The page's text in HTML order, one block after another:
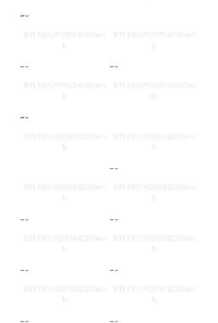
101 DD7A0167-KSKwe
b
101 DD7A0170-KSKwe
b
101 DD7A0172-KSKwe
b
101 DD7A0182-KS5Kw
eb
101 DD7A0185-KSKwe
b
101 DD7A0187-KSKwe
b
101 DD7A0188-KSKwe
b
101 DD7A0191-KSKwe
b
101 DD7A0198-KSKwe
b
101 DD7A0200-KSKwe
b
101 DD7A0210-KSKwe
b
101 DD7A0212-KSKwe
b